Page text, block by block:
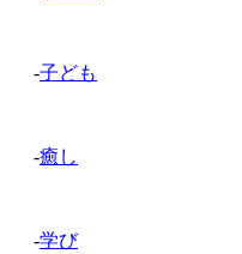
-子ども
-癒し
-学び